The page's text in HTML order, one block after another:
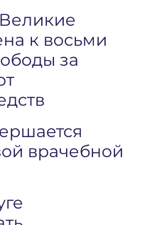
к восьми
за
врачебной